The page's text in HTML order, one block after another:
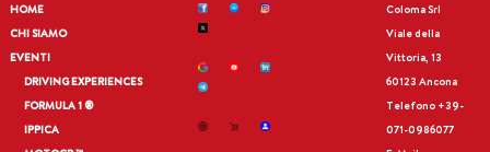
HOME
CHI SIAMO
EVENTI
DRIVING EXPERIENCES
FORMULA 1 ®
IPPICA
Coloma Srl
Viale della
Vittoria, 13
60123 Ancona
Telefono +39-
071-0986077